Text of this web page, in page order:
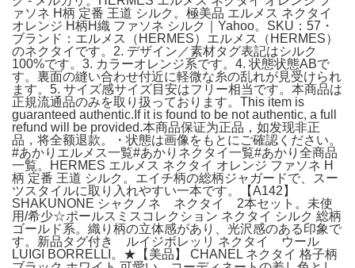
ァソネ H柄 定番 王道 シルク。極美品 エルメス ネクタイ
オレンジ H柄H織 ファソネ シルク｜Yahoo。SKU：57・
ブランド：エルメス（HERMES）エルメス（HERMES）
のネクタイです。2. デザイン／素材タグ表記はシルク
100%です。3. カラーオレンジ系です。4. 状態状態ABで
す。裏面の縫い合わせ付近に軽微な糸の乱れが見受けられ
ます。5. サイズ感サイズ目安はフリー相当です。本商品は
正規流通品のみを取り扱っております。This item is
guaranteed authentic.If it is found to be not authentic, a full
refund will be provided.本商品保证为正品，如发现非正
品，将全额退款。・状態は画像をもとにご確認ください。
#あかりエルメス一覧#あかりネクタイ一覧#あかり全商品
一覧。HERMES エルメス ネクタイ オレンジ ファソネ H
柄 定番 王道 シルク。エイチ柄の総柄ジャガードで、スー
ツスタイルに取り入れやすい一本です。【A142】
SHAKUNONE シャクノネ ネクタイ 2本セット。未使
用/希少☆ポールスミスコレクション ネクタイ シルク 総柄
ゴールド系。織り柄の立体感があり、光沢感のある印象で
す。新品タグ付き ルイジボレッリ ネクタイ ウール
LUIGI BORRELLI。★【美品】 CHANEL ネクタイ 格子柄